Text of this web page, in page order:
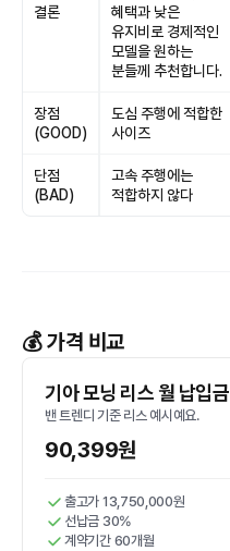
결론
혜택과 낮은
유지비로 경제적인
모델을 원하는
분들께 추천합니다.
장점
(GOOD)
도심 주행에 적합한
사이즈
단점
(BAD)
고속 주행에는
적합하지 않다
💰 가격 비교
기아 모닝 리스 월 납입금
밴 트렌디 기준 리스 예시예요.
90,399원
출고가 13,750,000원
선납금 30%
계약기간 60개월